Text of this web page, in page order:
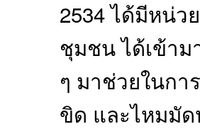
2534 ได้มีหน่ว
ชุมชน ได้เข้าม
ๆ มาช่วยในกา
ขิด และไหมมั